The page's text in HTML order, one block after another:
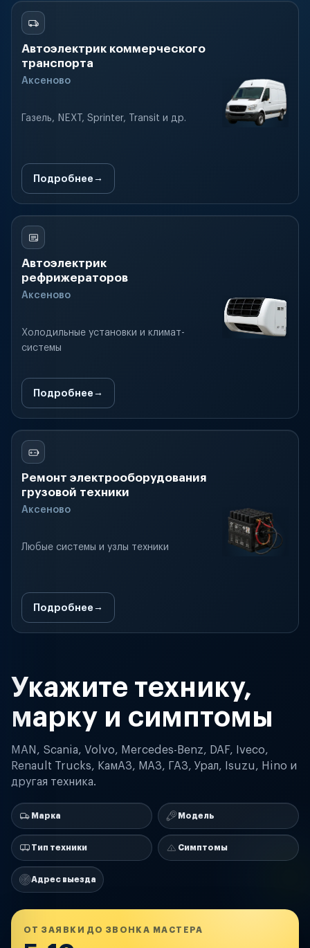
Автоэлектрик коммерческого
транспорта
Аксеново
Газель, NEXT, Sprinter, Transit и др.
Подробнее
Автоэлектрик
рефрижераторов
Аксеново
Холодильные установки и климат-
системы
Подробнее
Ремонт электрооборудования
грузовой техники
Аксеново
Любые системы и узлы техники
Подробнее
Укажите технику,
марку и симптомы
MAN, Scania, Volvo, Mercedes-Benz, DAF, Iveco,
Renault Trucks, КамАЗ, МАЗ, ГАЗ, Урал, Isuzu, Hino и
другая техника.
Марка Модель
Тип техники Симптомы
Адрес выезда
ОТ ЗАЯВКИ ДО ЗВОНКА МАСТЕРА